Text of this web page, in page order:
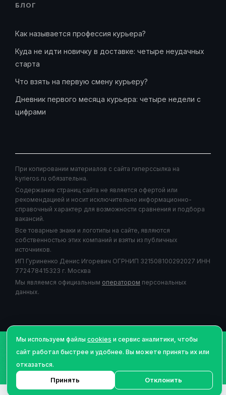
БЛОГ
Как называется профессия курьера?
Куда не идти новичку в доставке: четыре неудачных
старта
Что взять на первую смену курьеру?
Дневник первого месяца курьера: четыре недели с
цифрами
При копировании материалов с сайта гиперссылка на
kyrieros.ru обязательна.
Содержание страниц сайта не является офертой или
рекомендацией и носит исключительно информационно-
справочный характер для возможности сравнения и подбора
вакансий.
Все товарные знаки и логотипы на сайте, являются
собственностью этих компаний и взяты из публичных
источников.
ИП Гуриненко Денис Игоревич ОГРНИП 321508100292027 ИНН
772478415323 г. Москва
Мы являемся официальным оператором персональных
данных.
©Авторское право 2026| Курьерос.ру - работа курьером,
сервис подбора и сравнения вакансий для курьеров - все
права защищены.
Мы используем файлы cookies и сервис аналитики, чтобы
сайт работал быстрее и удобнее. Вы можете принять их или
отказаться.
Принять Отклонить